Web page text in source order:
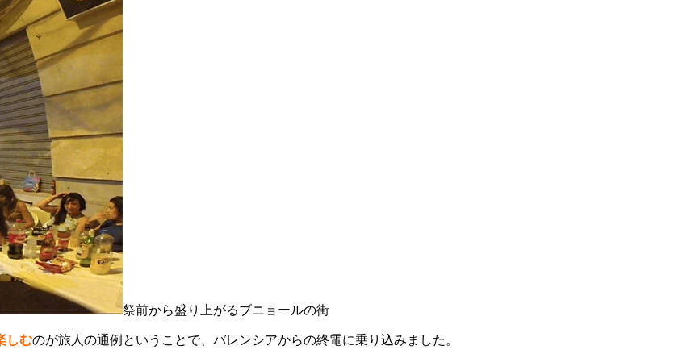
祭前から盛り上がるブニョールの街
しむのが旅人の通例ということで、バレンシアからの終電に乗り込みました。